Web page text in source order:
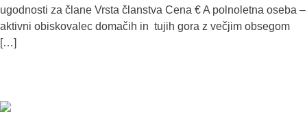
ugodnosti za člane Vrsta članstva Cena € A polnoletna oseba –
aktivni obiskovalec domačih in tujih gora z večjim obsegom
[…]